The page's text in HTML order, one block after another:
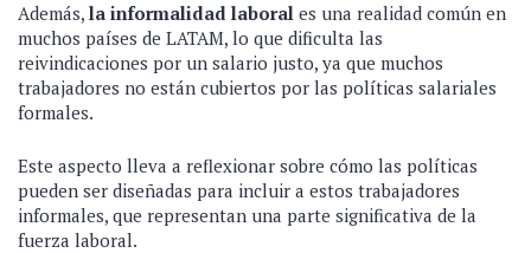
Además, la informalidad laboral es una realidad común en
muchos países de LATAM, lo que dificulta las
reivindicaciones por un salario justo, ya que muchos
trabajadores no están cubiertos por las políticas salariales
formales.
Este aspecto lleva a reflexionar sobre cómo las políticas
pueden ser diseñadas para incluir a estos trabajadores
informales, que representan una parte significativa de la
fuerza laboral.